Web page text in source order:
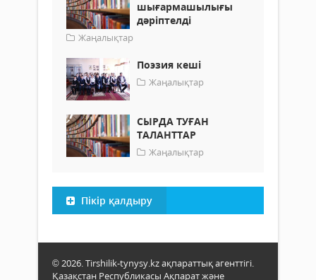
шығармашылығы
дәріптелді
Жаңалықтар
Поэзия кеші
Жаңалықтар
СЫРДА ТУҒАН
ТАЛАНТТАР
Жаңалықтар
Пікір қалдыру
© 2026. Tirshilik-tynysy.kz ақпараттық агенттігі.
Қазақстан Республикасы Ақпарат және